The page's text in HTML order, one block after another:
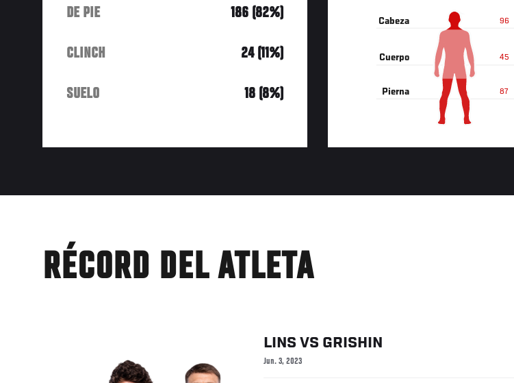
DE PIE 186 (82%)
CLINCH 24 (11%)
SUELO 18 (8%)
96
Cabeza
45
Cuerpo
87
Pierna
RÉCORD DEL ATLETA
LINS VS GRISHIN
Jun. 3, 2023